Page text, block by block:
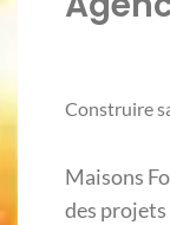
Construire
Maisons
des projets